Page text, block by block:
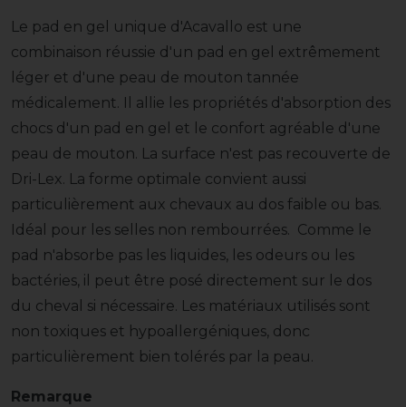
Le pad en gel unique d'Acavallo est une
combinaison réussie d'un pad en gel extrêmement
léger et d'une peau de mouton tannée
médicalement. Il allie les propriétés d'absorption des
chocs d'un pad en gel et le confort agréable d'une
peau de mouton. La surface n'est pas recouverte de
Dri-Lex. La forme optimale convient aussi
particulièrement aux chevaux au dos faible ou bas.
Idéal pour les selles non rembourrées. Comme le
pad n'absorbe pas les liquides, les odeurs ou les
bactéries, il peut être posé directement sur le dos
du cheval si nécessaire. Les matériaux utilisés sont
non toxiques et hypoallergéniques, donc
particulièrement bien tolérés par la peau.
Remarque